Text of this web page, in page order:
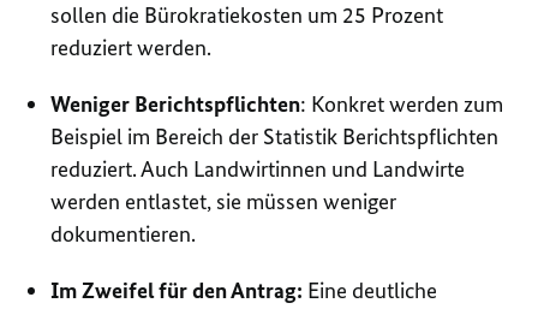
sollen die Bürokratiekosten um 25 Prozent
reduziert werden.
Weniger Berichtspflichten: Konkret werden zum
Beispiel im Bereich der Statistik Berichtspflichten
reduziert. Auch Landwirtinnen und Landwirte
werden entlastet, sie müssen weniger
dokumentieren.
Im Zweifel für den Antrag: Eine deutliche